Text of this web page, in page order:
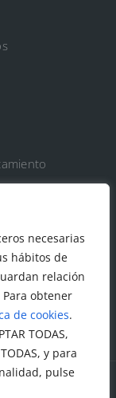
necesarias
hábitos de
relación
obtener
de cookies.
TODAS,
y para
pulse
de